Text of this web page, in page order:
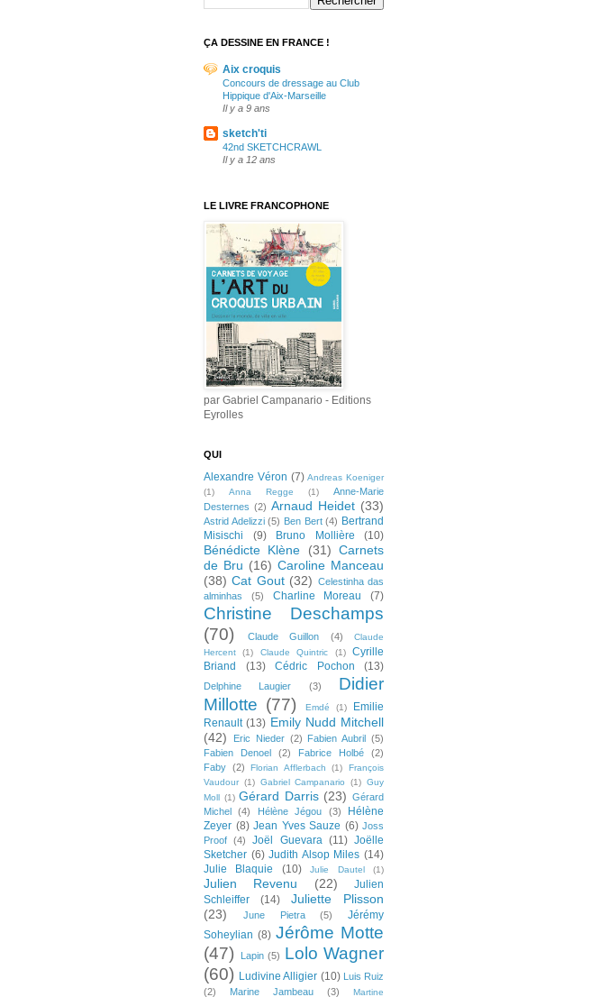
ÇA DESSINE EN FRANCE !
Aix croquis
Concours de dressage au Club
Hippique d'Aix-Marseille
Il y a 9 ans
sketch'ti
42nd SKETCHCRAWL
Il y a 12 ans
LE LIVRE FRANCOPHONE
par Gabriel Campanario - Editions
Eyrolles
QUI
Alexandre Véron (7) Andreas Koeniger
(1)
Anna Regge (1)
Anne-Marie
Desternes (2) Arnaud Heidet (33)
Astrid Adelizzi (5) Ben Bert (4) Bertrand
Misischi
(9) Bruno Mollière (10)
Bénédicte Klène (31) Carnets
de Bru (16) Caroline Manceau
(38) Cat Gout (32) Celestinha das
alminhas
(5) Charline Moreau (7)
Christine Deschamps
(70)
Claude Guillon (4)
Claude
Hercent
(1) Claude Quintric (1)
Cyrille
Briand
(13) Cédric Pochon (13)
Delphine Laugier (3)
Didier
Millotte (77) Emdé (1)
Emilie
Renault (13) Emily Nudd Mitchell
(42)
Eric Nieder (2) Fabien Aubril (5)
Fabien Denoel
(2) Fabrice Holbé
(2)
Faby (2) Florian Afflerbach (1)
François
Vaudour (1) Gabriel Campanario (1) Guy
Moll (1) Gérard Darris (23) Gérard
Michel
(4) Hélène Jégou (3)
Hélène
Zeyer (8) Jean Yves Sauze (6) Joss
Proof
(4) Joël Guevara (11) Joëlle
Sketcher (6) Judith Alsop Miles (14)
Julie Blaquie
(10) Julie Dautel (1)
Julien Revenu (22)
Julien
Schleiffer
(14)
Juliette Plisson
(23)
June Pietra (5)
Jérémy
Soheylian (8) Jérôme Motte
(47)
Lapin (5) Lolo Wagner
(60) Ludivine Alligier (10) Luis Ruiz
(2)
Marine Jambeau (3) Martine